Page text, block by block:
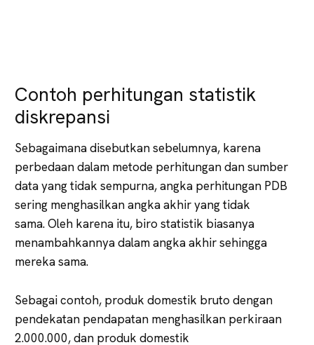
Contoh perhitungan statistik
diskrepansi
Sebagaimana disebutkan sebelumnya, karena
perbedaan dalam metode perhitungan dan sumber
data yang tidak sempurna, angka perhitungan PDB
sering menghasilkan angka akhir yang tidak
sama. Oleh karena itu, biro statistik biasanya
menambahkannya dalam angka akhir sehingga
mereka sama.
Sebagai contoh, produk domestik bruto dengan
pendekatan pendapatan menghasilkan perkiraan
2.000.000, dan produk domestik